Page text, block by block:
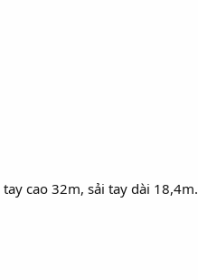
cao 32m, sải tay dài 18,4m.